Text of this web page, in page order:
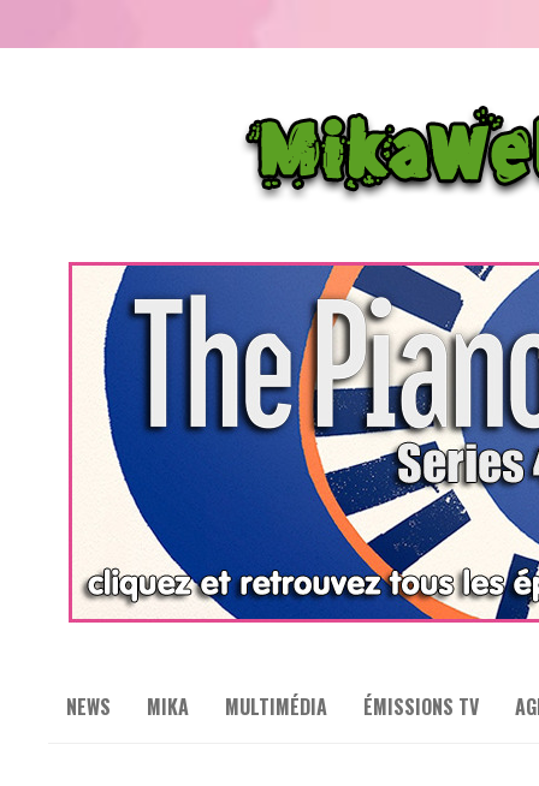
NEWS MIKA MULTIMÉDIA ÉMISSIONS TV